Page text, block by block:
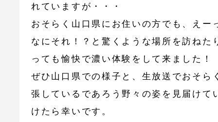
れていますが・・・
おそらく山口県にお住いの方でも、えー
なにそれ！？と驚くような場所を訪ねた
っても愉快で濃い体験をして来ました！
ぜひ山口県での様子と、生放送でおそら
張しているであろう野々の姿を見届けて
けたら幸いです。